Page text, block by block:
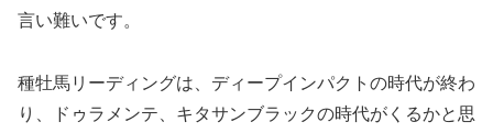
言い難いです。
種牡馬リーディングは、ディープインパクトの時代が終わ
り、ドゥラメンテ、キタサンブラックの時代がくるかと思